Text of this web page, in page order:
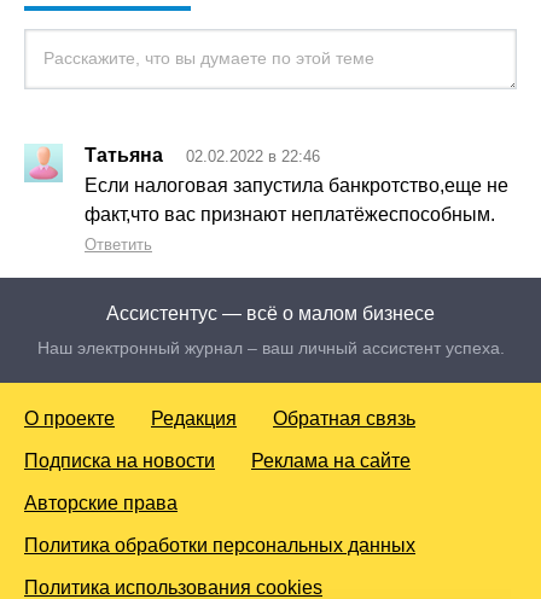
Татьяна 02.02.2022 в 22:46
Если налоговая запустила банкротство,еще не
факт,что вас признают неплатёжеспособным.
Ответить
Ассистентус — всё о малом бизнесе
Наш электронный журнал – ваш личный ассистент успеха.
О проекте Редакция Обратная связь
Подписка на новости Реклама на сайте
Авторские права
Политика обработки персональных данных
Политика использования cookies